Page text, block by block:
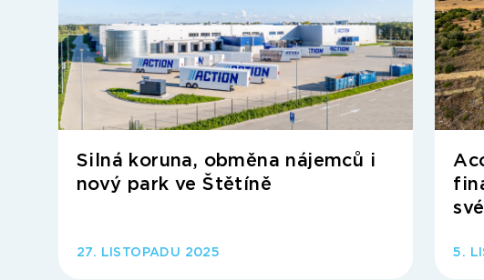
Silná koruna, obměna nájemců i
nový park ve Štětíně
27. LISTOPADU 2025 5.